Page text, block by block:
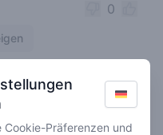
0
Cookie-Präferenzen und